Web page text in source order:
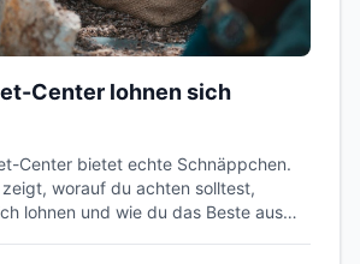
Center lohnen sich
Center bietet echte Schnäppchen.
worauf du achten solltest,
lohnen und wie du das Beste aus